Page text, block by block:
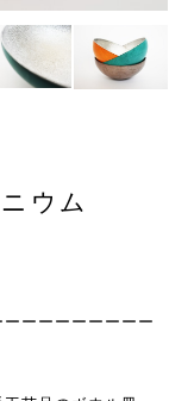
ウム
ーーーーーーーー